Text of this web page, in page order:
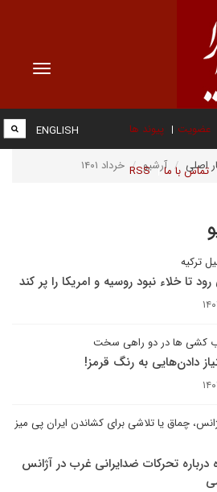
Toggle
عضویت پیوند ها
تماس با ما RSS
ENGLISH
اصلی آرشیو خرداد ۱۴۰۱
ترکیه
تا خلاء نبود روسیه و امریکا را پر کند
کشی ها در دو راهی سخت
دادن‌هایی به رنگ قرمز!
چماق یا تلاشی برای کشاندن ایران پی میز
درباره تحرکات ضدایرانی غرب در آژانس